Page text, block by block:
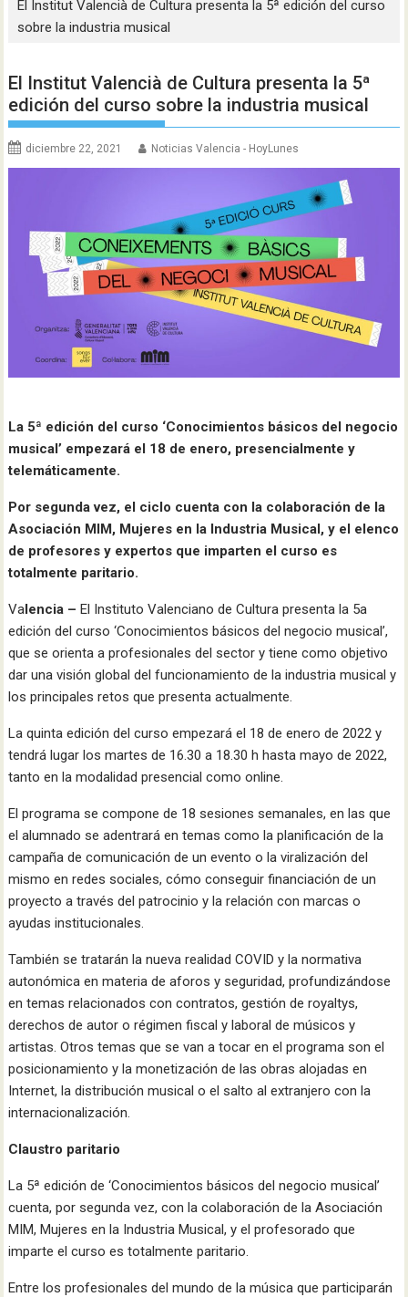
El Institut Valencià de Cultura presenta la 5ª edición del curso
sobre la industria musical
El Institut Valencià de Cultura presenta la 5ª
edición del curso sobre la industria musical
diciembre 22, 2021 Noticias Valencia - HoyLunes
La 5ª edición del curso ‘Conocimientos básicos del negocio
musical’ empezará el 18 de enero, presencialmente y
telemáticamente.
Por segunda vez, el ciclo cuenta con la colaboración de la
Asociación MIM, Mujeres en la Industria Musical, y el elenco
de profesores y expertos que imparten el curso es
totalmente paritario.
Valencia –El Instituto Valenciano de Cultura presenta la 5a
edición del curso ‘Conocimientos básicos del negocio musical’,
que se orienta a profesionales del sector y tiene como objetivo
dar una visión global del funcionamiento de la industria musical y
los principales retos que presenta actualmente.
La quinta edición del curso empezará el 18 de enero de 2022 y
tendrá lugar los martes de 16.30 a 18.30 h hasta mayo de 2022,
tanto en la modalidad presencial como online.
El programa se compone de 18 sesiones semanales, en las que
el alumnado se adentrará en temas como la planificación de la
campaña de comunicación de un evento o la viralización del
mismo en redes sociales, cómo conseguir financiación de un
proyecto a través del patrocinio y la relación con marcas o
ayudas institucionales.
También se tratarán la nueva realidad COVID y la normativa
autonómica en materia de aforos y seguridad, profundizándose
en temas relacionados con contratos, gestión de royaltys,
derechos de autor o régimen fiscal y laboral de músicos y
artistas. Otros temas que se van a tocar en el programa son el
posicionamiento y la monetización de las obras alojadas en
Internet, la distribución musical o el salto al extranjero con la
internacionalización.
Claustro paritario
La 5ª edición de ‘Conocimientos básicos del negocio musical’
cuenta, por segunda vez, con la colaboración de la Asociación
MIM, Mujeres en la Industria Musical, y el profesorado que
imparte el curso es totalmente paritario.
Entre los profesionales del mundo de la música que participarán